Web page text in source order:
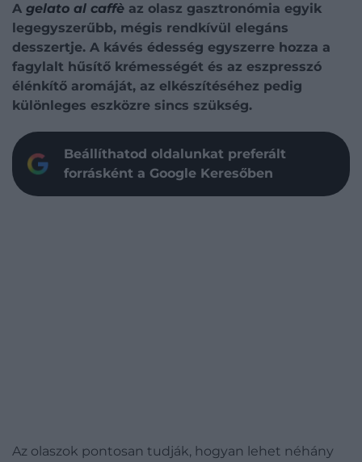
A gelato al caffè az olasz gasztronómia egyik
legegyszerűbb, mégis rendkívül elegáns
desszertje. A kávés édesség egyszerre hozza a
fagylalt hűsítő krémességét és az eszpresszó
élénkítő aromáját, az elkészítéséhez pedig
különleges eszközre sincs szükség.
Beállíthatod oldalunkat preferált
forrásként a Google Keresőben
Az olaszok pontosan tudják, hogyan lehet néhány